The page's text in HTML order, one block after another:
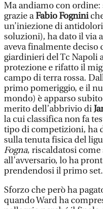
Ma andiamo con ordine:
grazie aFabio Fognini
un’iniezione di
soluzioni), ha dato il via
aveva finalmente deciso
giardinieri del Tc Napoli
protezione e rifatto il
campo di terra rossa.
primo pomeriggio, e il
mondo) è apparso
merito dell’abbrivio di
la cui classifica non fa
tipo di competizioni, ha
sulla tenuta fisica del
Fogna, riscaldatosi come
all’avversario, lo ha
prendendosi il primo set.
Sforzo che però ha
quando Ward ha